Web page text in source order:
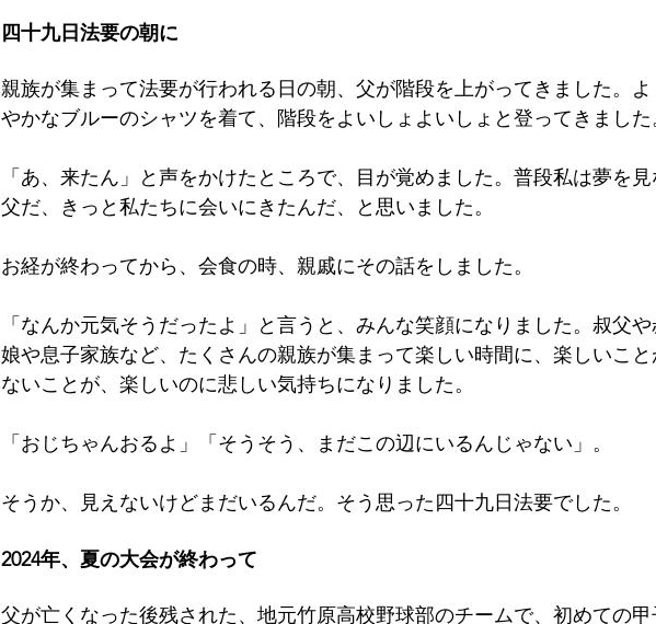
四十九日法要の朝に
親族が集まって法要が行われる日の朝、父が階段を上がってきました。よ
やかなブルーのシャツを着て、階段をよいしょよいしょと登ってきました
「あ、来たん」と声をかけたところで、目が覚めました。普段私は夢を
父だ、きっと私たちに会いにきたんだ、と思いました。
お経が終わってから、会食の時、親戚にその話をしました。
「なんか元気そうだったよ」と言うと、みんな笑顔になりました。叔父
娘や息子家族など、たくさんの親族が集まって楽しい時間に、楽しいこ
ないことが、楽しいのに悲しい気持ちになりました。
「おじちゃんおるよ」「そうそう、まだこの辺にいるんじゃない」。
そうか、見えないけどまだいるんだ。そう思った四十九日法要でした。
2024年、夏の大会が終わって
父が亡くなった後残された、地元竹原高校野球部のチームで、初めての